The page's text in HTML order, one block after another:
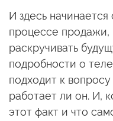
И здесь
процессе продажи,
раскручивать
подробности о
подходит к
работает ли он. И,
этот факт и что